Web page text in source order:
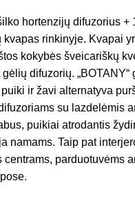
hortenzijų difuzorius +
kvapas rinkinyje. Kvapai
kokybės šveicariškų
difuzorių. „BOTANY“
ir žavi alternatyva
su lazdelėmis
puikiai atrodantis
namams. Taip pat
centrams, parduotuvėms